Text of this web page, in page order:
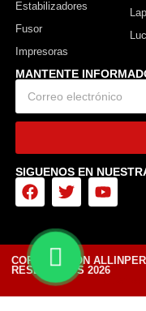
Estabilizadores
Fusor
Impresoras
MANTENTE
SIGUENOS EN
CORPORACIÓN
RESERVADOS 2026